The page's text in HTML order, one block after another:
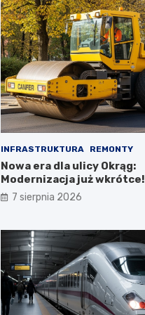
INFRASTRUKTURA REMONTY
Nowa era dla ulicy Okrąg:
Modernizacja już wkrótce!
7 sierpnia 2026